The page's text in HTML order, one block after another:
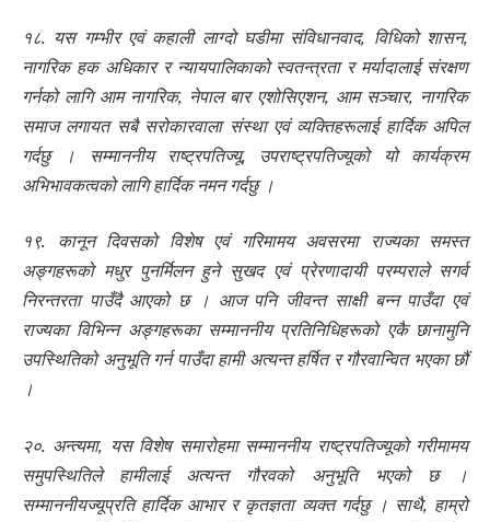
१८. यस गम्भीर एवं कहाली लाग्दो घडीमा संविधानवाद, विधिको शासन,
नागरिक हक अधिकार र न्यायपालिकाको स्वतन्त्रता र मर्यादालाई संरक्षण
गर्नको लागि आम नागरिक, नेपाल बार एशोसिएशन, आम सञ्चार, नागरिक
समाज लगायत सबै सरोकारवाला संस्था एवं व्यक्तिहरूलाई हार्दिक अपिल
गर्दछु । सम्माननीय राष्ट्रपतिज्यू, उपराष्ट्रपतिज्यूको यो कार्यक्रम
अभिभावकत्वको लागि हार्दिक नमन गर्दछु ।
१९. कानून दिवसको विशेष एवं गरिमामय अवसरमा राज्यका समस्त
अङ्गहरूको मधुर पुनर्मिलन हुने सुखद एवं प्रेरणादायी परम्पराले सगर्व
निरन्तरता पाउँदै आएको छ । आज पनि जीवन्त साक्षी बन्न पाउँदा एवं
राज्यका विभिन्न अङ्गहरूका सम्माननीय प्रतिनिधिहरूको एकै छानामुनि
उपस्थितिको अनुभूति गर्न पाउँदा हामी अत्यन्त हर्षित र गौरवान्वित भएका छौं
।
२०. अन्त्यमा, यस विशेष समारोहमा सम्माननीय राष्ट्रपतिज्यूको गरीमामय
समुपस्थितिले हामीलाई अत्यन्त गौरवको अनुभूति भएको छ ।
सम्माननीयज्यूप्रति हार्दिक आभार र कृतज्ञता व्यक्त गर्दछु । साथै, हाम्रो